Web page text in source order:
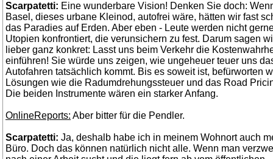
Scarpatetti: Eine wunderbare Vision! Denken Sie doch:
Basel, dieses urbane Kleinod, autofrei wäre, hätten wir fast
das Paradies auf Erden. Aber eben - Leute werden nicht
Utopien konfrontiert, die verunsichern zu fest. Darum sagen
lieber ganz konkret: Lasst uns beim Verkehr die
einführen! Sie würde uns zeigen, wie ungeheuer teuer uns
Autofahren tatsächlich kommt. Bis es soweit ist, befürworten
Lösungen wie die Radumdrehungssteuer und das Road
Die beiden Instrumente wären ein starker Anfang.
OnlineReports: Aber bitter für die Pendler.
Scarpatetti: Ja, deshalb habe ich in meinem Wohnort auch
Büro. Doch das können natürlich nicht alle. Wenn man